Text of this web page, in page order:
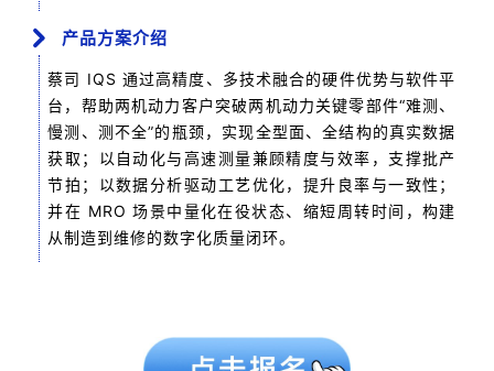
产品方案介绍
蔡司 IQS 通过高精度、多技术融合的硬件优势与软件平
台，帮助两机动力客户突破两机动力关键零部件“难测、
慢测、测不全”的瓶颈，实现全型面、全结构的真实数据
获取；以自动化与高速测量兼顾精度与效率，支撑批产
节拍；以数据分析驱动工艺优化，提升良率与一致性；
并在 MRO 场景中量化在役状态、缩短周转时间，构建
从制造到维修的数字化质量闭环。